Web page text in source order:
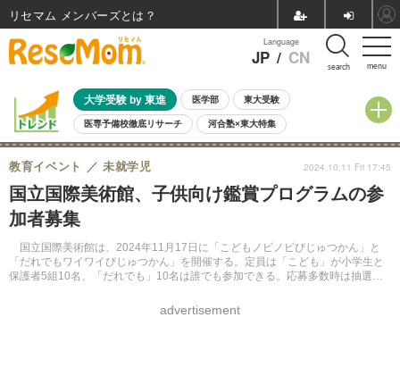
menu
Language
JP / CN search
大学受験 by 東進 医学部 東大受験
医専予備校徹底リサーチ 河合塾×東大特集
親子で考える大学選び 高校受験 中学受験 小学校受験
共通テスト 夏休み 8月開催学校説明会・相談会
8月開催イベント・WS 全国公立高校 過去問 人気記事
自由研究教材（小学生向け）
国立国際美術館、子供向け鑑賞プログラムの参
加者募集
国立国際美術館は、2024年11月17日に「こどもノビノビびじゅつかん」と
「だれでもワイワイびじゅつかん」を開催する。定員は「こども」が小学生と
保護者5組10名、「だれでも」10名は誰でも参加できる。応募多数時は抽選。
教育イベント 未就学児
advertisement
2024.10.11 Fri 17:45
リセマム メンバーズ